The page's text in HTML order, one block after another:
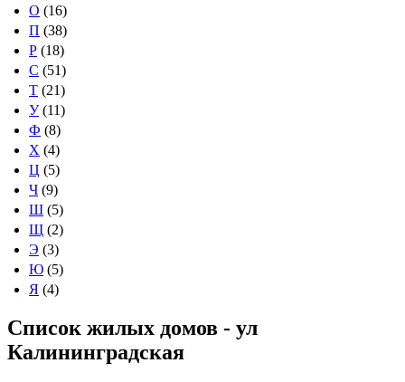
О (16)
П (38)
Р (18)
С (51)
Т (21)
У(11)
Ф (8)
Х (4)
Ц (5)
Ч (9)
Ш (5)
Щ (2)
Э (3)
Ю (5)
Я (4)
Список жилых домов - ул
Калининградская